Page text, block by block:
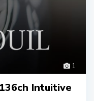
1
Intuitive